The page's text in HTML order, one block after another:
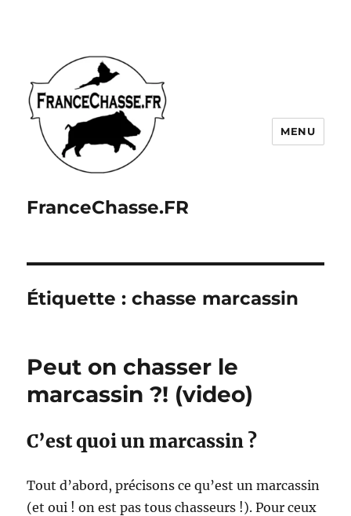
FranceChasse.FR
MENU
Étiquette :chasse marcassin
Peut on chasser le
marcassin ?! (video)
C’est quoi un marcassin ?
Tout d’abord, précisons ce qu’est un marcassin
(et oui ! on est pas tous chasseurs !). Pour ceux